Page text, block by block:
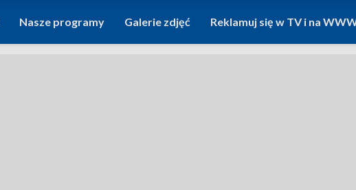
Nasze programy Galerie zdjęć Reklamuj się w TV i na